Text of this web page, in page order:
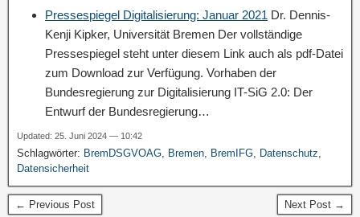
Pressespiegel Digitalisierung: Januar 2021 Dr. Dennis-
Kenji Kipker, Universität Bremen Der vollständige
Pressespiegel steht unter diesem Link auch als pdf-Datei
zum Download zur Verfügung. Vorhaben der
Bundesregierung zur Digitalisierung IT-SiG 2.0: Der
Entwurf der Bundesregierung…
Updated: 25. Juni 2024 — 10:42
Schlagwörter: BremDSGVOAG, Bremen, BremIFG, Datenschutz,
Datensicherheit
← Previous Post Next Post →